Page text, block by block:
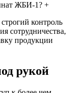
ЖБИ-1? +
контроль
сотрудничества,
продукции
рукой